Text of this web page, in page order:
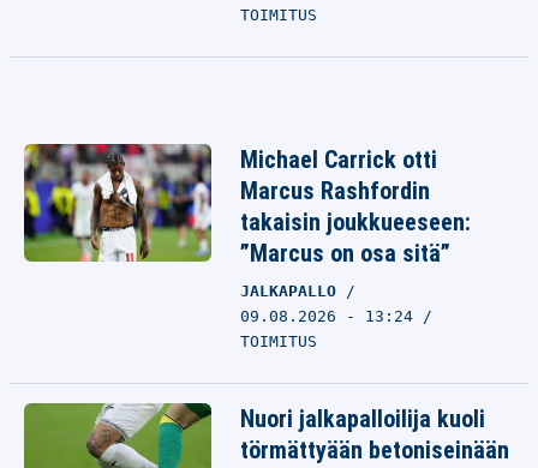
TOIMITUS
Michael Carrick otti
Marcus Rashfordin
takaisin joukkueeseen:
”Marcus on osa sitä”
JALKAPALLO
09.08.2026 - 13:24
TOIMITUS
Nuori jalkapalloilija kuoli
törmättyään betoniseinään